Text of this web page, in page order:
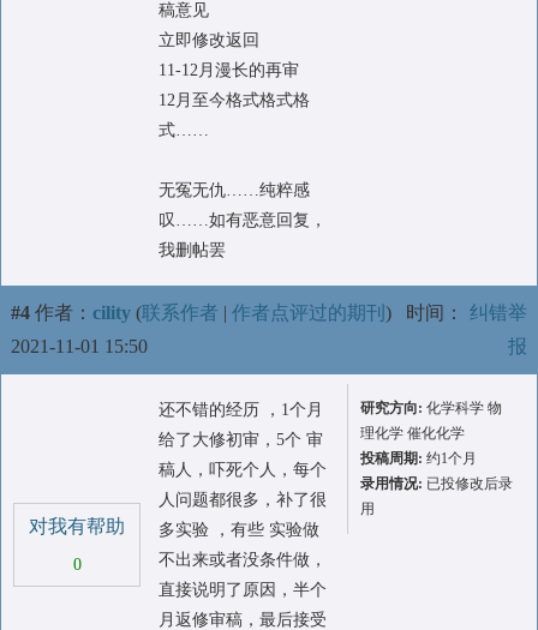
稿意见
立即修改返回
11-12月漫长的再审
12月至今格式格式格
式……
无冤无仇……纯粹感
叹……如有恶意回复，
我删帖罢
#4 作者： cility (联系作者 | 作者点评过的期刊 ) 时间：
2021-11-01 15:50
纠错举
报
对我有帮助
0
还不错的经历 ，1个月
给了大修初审，5个 审
稿人，吓死个人，每个
人问题都很多，补了很
多实验 ，有些 实验做
不出来或者没条件做，
直接说明了原因，半个
月返修审稿，最后接受
研究方向: 化学科学 物
理化学 催化化学
投稿周期: 约1个月
录用情况: 已投修改后录
用